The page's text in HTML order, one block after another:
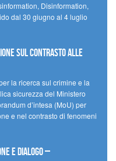
Disinformation,
dal 30 giugno al 4 luglio
sul contrasto alle
la ricerca sul crimine e la
sicurezza del Ministero
d’intesa (MoU) per
e nel contrasto di fenomeni
e dialogo –